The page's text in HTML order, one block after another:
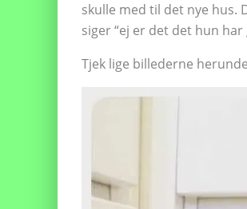
skulle med til det nye hus.
siger “ej er det det hun har
Tjek lige billederne